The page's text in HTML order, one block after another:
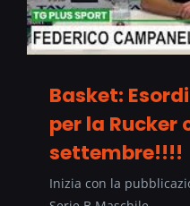
Basket:
per la Rucker
settembre!!!!
Inizia con la